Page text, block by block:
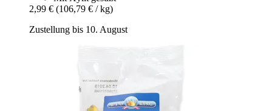
2,99 € (106,79 € / kg)
Zustellung bis 10. August